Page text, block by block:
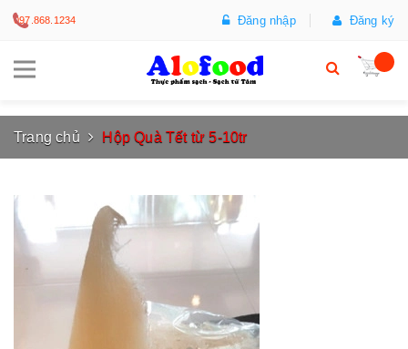
097.868.1234 Đăng nhập Đăng ký
Trang chủ Hộp Quà Tết từ 5-10tr